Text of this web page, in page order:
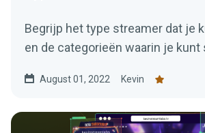
Begrijp het type streamer dat je
en de categorieën waarin je kunt
August 01, 2022 Kevin